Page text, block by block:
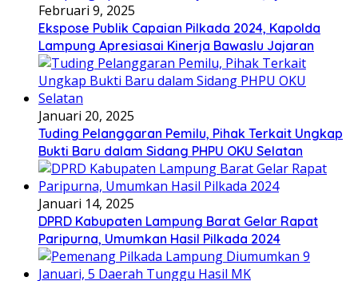
Februari 9, 2025
Ekspose Publik Capaian Pilkada 2024, Kapolda
Lampung Apresiasai Kinerja Bawaslu Jajaran
Januari 20, 2025
Tuding Pelanggaran Pemilu, Pihak Terkait Ungkap
Bukti Baru dalam Sidang PHPU OKU Selatan
Januari 14, 2025
DPRD Kabupaten Lampung Barat Gelar Rapat
Paripurna, Umumkan Hasil Pilkada 2024